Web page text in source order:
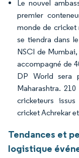
Le nouvel
premier
monde de cricket
se tiendra dans
NSCI de
accompagné de
DP World sera
Maharashtra.
cricketeurs
cricket Achrekar
Tendances et
logistique